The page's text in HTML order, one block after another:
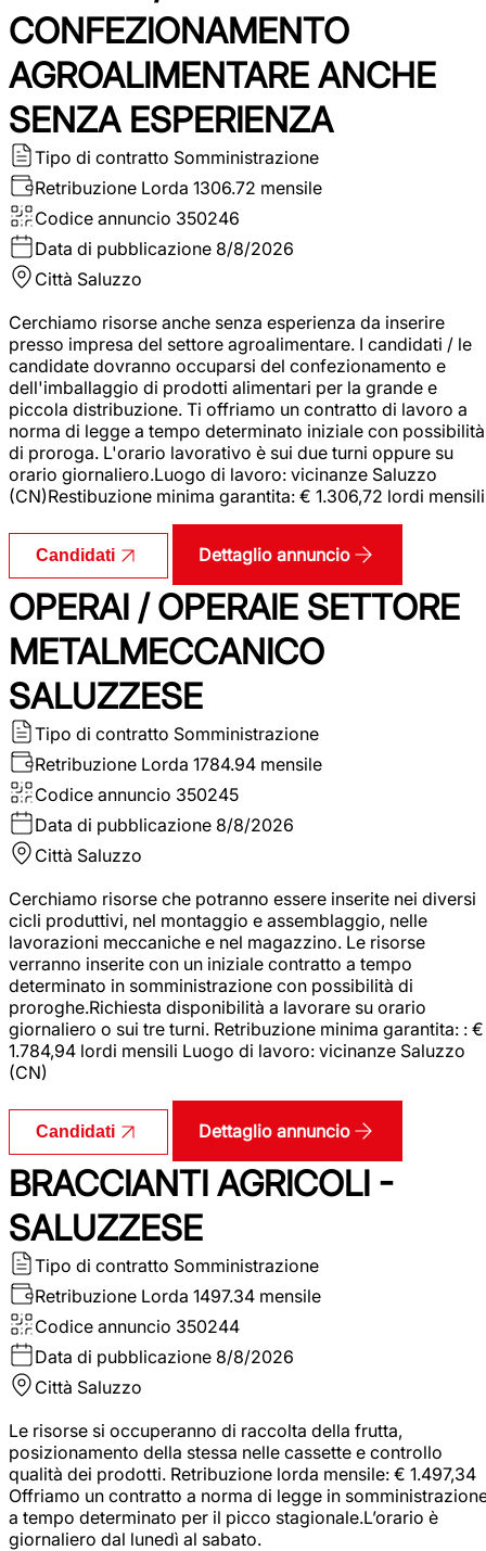
CONFEZIONAMENTO
AGROALIMENTARE ANCHE
SENZA ESPERIENZA
Tipo di contratto Somministrazione
Retribuzione Lorda 1306.72 mensile
Codice annuncio 350246
Data di pubblicazione 8/8/2026
Città Saluzzo
Cerchiamo risorse anche senza esperienza da inserire
presso impresa del settore agroalimentare. I candidati / le
candidate dovranno occuparsi del confezionamento e
dell'imballaggio di prodotti alimentari per la grande e
piccola distribuzione. Ti offriamo un contratto di lavoro a
norma di legge a tempo determinato iniziale con possibilità
di proroga. L'orario lavorativo è sui due turni oppure su
orario giornaliero.Luogo di lavoro: vicinanze Saluzzo
(CN)Restibuzione minima garantita: € 1.306,72 lordi mensili
Candidati Dettaglio annuncio
OPERAI / OPERAIE SETTORE
METALMECCANICO
SALUZZESE
Tipo di contratto Somministrazione
Retribuzione Lorda 1784.94 mensile
Codice annuncio 350245
Data di pubblicazione 8/8/2026
Città Saluzzo
Cerchiamo risorse che potranno essere inserite nei diversi
cicli produttivi, nel montaggio e assemblaggio, nelle
lavorazioni meccaniche e nel magazzino. Le risorse
verranno inserite con un iniziale contratto a tempo
determinato in somministrazione con possibilità di
proroghe.Richiesta disponibilità a lavorare su orario
giornaliero o sui tre turni. Retribuzione minima garantita: : €
1.784,94 lordi mensili Luogo di lavoro: vicinanze Saluzzo
(CN)
Candidati Dettaglio annuncio
BRACCIANTI AGRICOLI -
SALUZZESE
Tipo di contratto Somministrazione
Retribuzione Lorda 1497.34 mensile
Codice annuncio 350244
Data di pubblicazione 8/8/2026
Città Saluzzo
Le risorse si occuperanno di raccolta della frutta,
posizionamento della stessa nelle cassette e controllo
qualità dei prodotti. Retribuzione lorda mensile: € 1.497,34
Offriamo un contratto a norma di legge in
a tempo determinato per il picco stagionale.L’orario è
giornaliero dal lunedì al sabato.